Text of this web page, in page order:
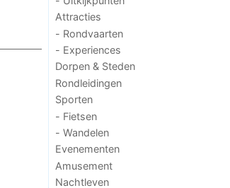
Attracties
- Rondvaarten
- Experiences
Dorpen & Steden
Rondleidingen
Sporten
- Fietsen
- Wandelen
Evenementen
Amusement
Nachtleven